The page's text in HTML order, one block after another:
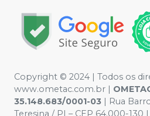
Copyright © 2024 | Todos os
www.ometac.com.br |
35.148.683/0001-03 | Rua
Teresina / PI – CEP 64.000-130